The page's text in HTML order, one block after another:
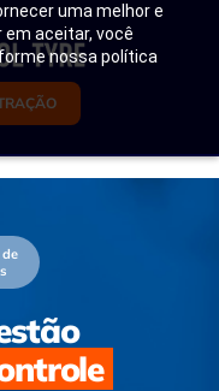
uma melhor e
em aceitar, você
nossa política